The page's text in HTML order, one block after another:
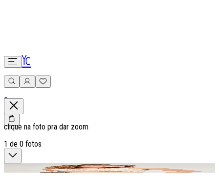
0
clique na foto pra dar zoom
1 de 0 fotos